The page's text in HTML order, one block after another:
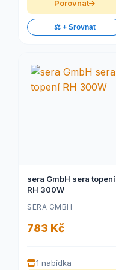
Porovnat
⚖️ + Srovnat
sera GmbH sera topení
RH 300W
SERA GMBH
783 Kč
1 nabídka